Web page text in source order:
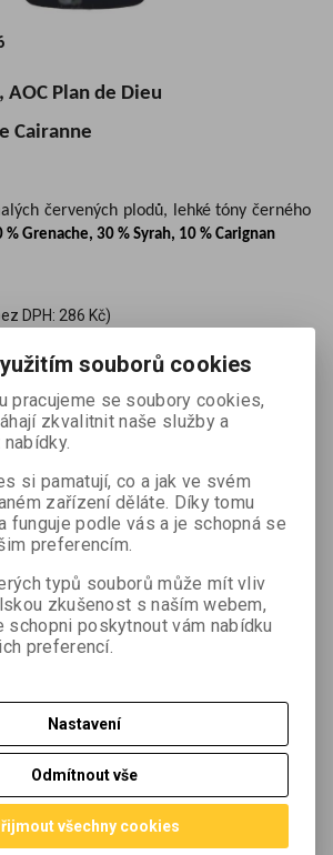
AOC Plan de Dieu
Cairanne
červených plodů, lehké tóny černého
% Grenache, 30 % Syrah, 10 % Carignan
DPH: 286 Kč)
Koupit
Přidat do oblíbených
Termín dodání (dny): 7
souborů cookies
pracujeme se soubory cookies,
zkvalitnit naše služby a
si pamatují, co a jak ve svém
zařízení děláte. Díky tomu
funguje podle vás a je schopná se
preferencím.
typů souborů může mít vliv
zkušenost s naším webem,
schopni poskytnout vám nabídku
preferencí.
Nastavení
Odmítnout vše
všechny cookies